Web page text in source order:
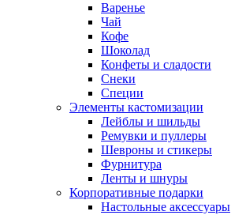
Варенье
Чай
Кофе
Шоколад
Конфеты и сладости
Снеки
Специи
Элементы кастомизации
Лейблы и шильды
Ремувки и пуллеры
Шевроны и стикеры
Фурнитура
Ленты и шнуры
Корпоративные подарки
Настольные аксессуары